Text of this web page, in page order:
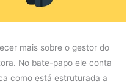
mais sobre o gestor do
No bate-papo ele conta
como está estruturada a